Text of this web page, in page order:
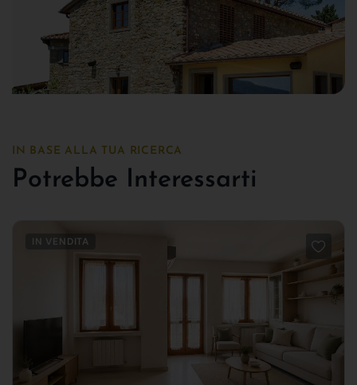
IN BASE ALLA TUA RICERCA
Potrebbe Interessarti
IN VENDITA